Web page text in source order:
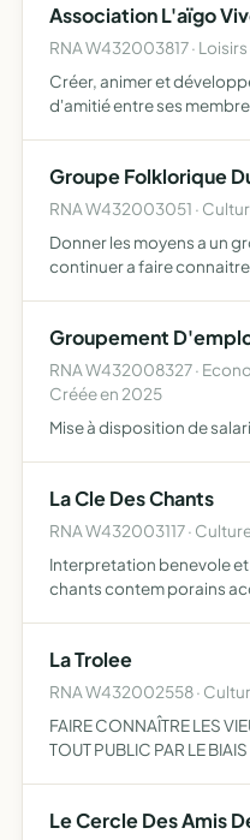
Association L'aïgo
RNA W432003817 ·
Créer, animer et
d'amitié entre ses
Groupe Folklorique
RNA W432003051 ·
Donner les moyens a un
continuer a faire
Groupement
RNA W432008327 ·
Créée en 2025
Mise à disposition de
La Cle Des Chants
RNA W432003117 ·
Interpretation benevole
chants contem porains
La Trolee
RNA W432002558 ·
FAIRE CONNAÎTRE LES
TOUT PUBLIC PAR LE
Le Cercle Des Amis